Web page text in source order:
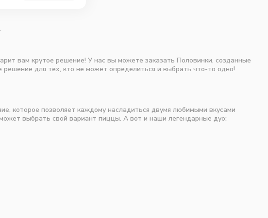
вам крутое решение! У нас вы можете заказать Половинки, созданные
для тех, кто не может определиться и выбрать что-то одно!
которое позволяет каждому насладиться двумя любимыми вкусами
выбрать свой вариант пиццы. А вот и наши легендарные дуо: